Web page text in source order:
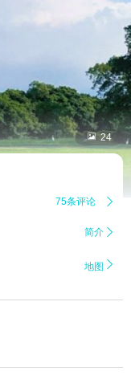
 24
75条评论 
简介 
地图 